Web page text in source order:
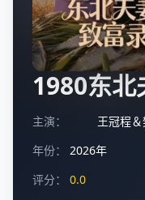
1980东北
主演：
王冠程
年份：
2026年
评分：
0.0